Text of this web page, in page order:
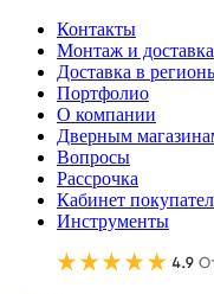
Контакты
Монтаж и доставка
Доставка в
Портфолио
О компании
Дверным
Вопросы
Рассрочка
Кабинет
Инструменты